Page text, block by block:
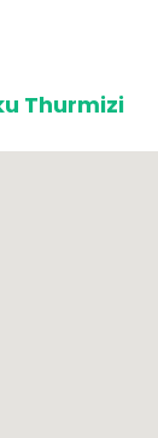
Thurmizi